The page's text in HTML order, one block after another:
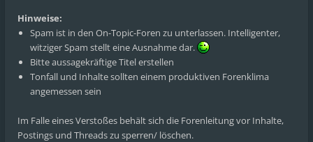
Hinweise:
Spam ist in den On-Topic-Foren zu unterlassen. Intelligenter,
witziger Spam stellt eine Ausnahme dar.
Bitte aussagekräftige Titel erstellen
Tonfall und Inhalte sollten einem produktiven Forenklima
angemessen sein
Im Falle eines Verstoßes behält sich die Forenleitung vor Inhalte,
Postings und Threads zu sperren/ löschen.